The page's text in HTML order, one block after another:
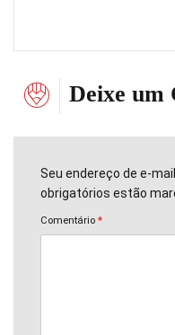
Deixe um
Seu endereço de e-
obrigatórios estão
Comentário *